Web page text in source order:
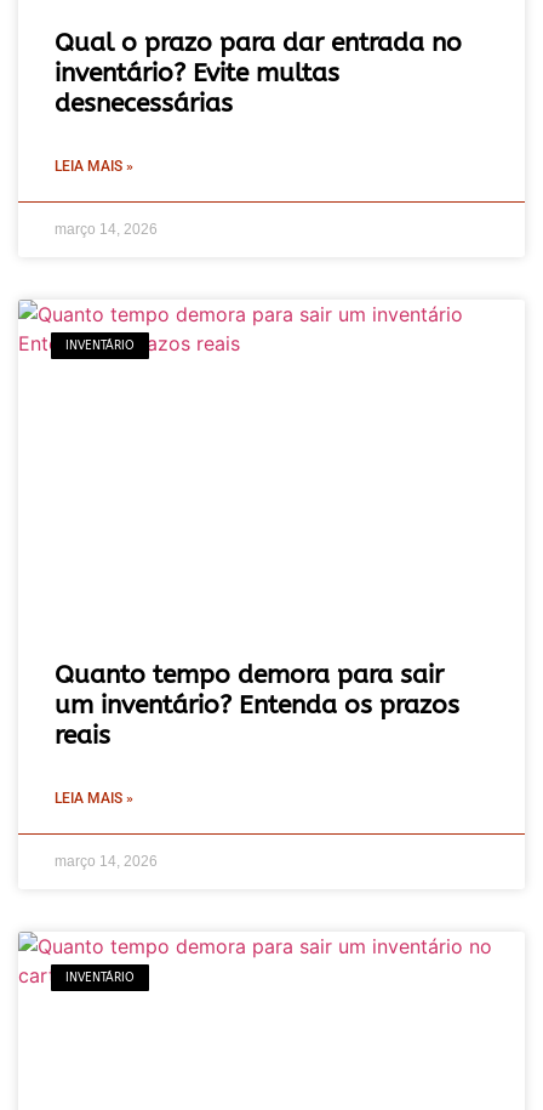
Qual o prazo para dar entrada no
inventário? Evite multas
desnecessárias
LEIA MAIS »
março 14, 2026
INVENTÁRIO
Quanto tempo demora para sair
um inventário? Entenda os prazos
reais
LEIA MAIS »
março 14, 2026
INVENTÁRIO